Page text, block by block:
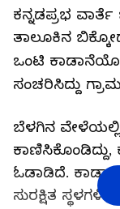
ಕನ್ನಡಪ್ರಭ ವಾರ್ತೆ
ತಾಲೂಕಿನ
ಒಂಟಿ
ಸಂಚರಿಸಿದ್ದು
ಬೆಳಗಿನ
ಕಾಣಿಸಿಕೊಂಡಿದ್ದು,
ಓಡಾಡಿದೆ.
ಸುರಕ್ಷಿತ